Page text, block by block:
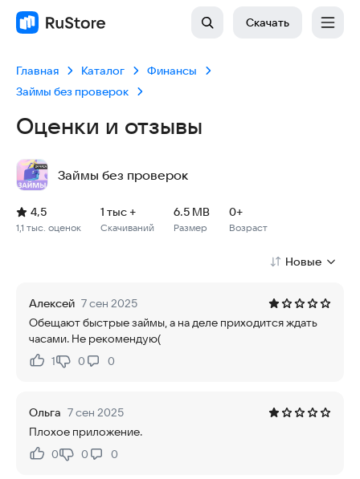
Скачать
Главная Каталог
Финансы
Займы без проверок
Оценки и отзывы
Займы без проверок
Рейтинг: 4,5, 1,1 тыс. оценок
Скачиваний: 1 тыс +
Размер файла: 6.5 MB
Возрастное ограничение: 6.5 MB
1,1 тыс. оценок
4,5
Скачиваний
1 тыс +
Размер
6.5 MB
Возраст
0+
Новые
Алексей 7 сен 2025
Обещают быстрые займы, а на деле приходится ждать
часами. Не рекомендую(
Нравится:
1Не нравится:
0 0
Ольга 7 сен 2025
Плохое приложение.
Нравится:
0Не нравится:
0 0